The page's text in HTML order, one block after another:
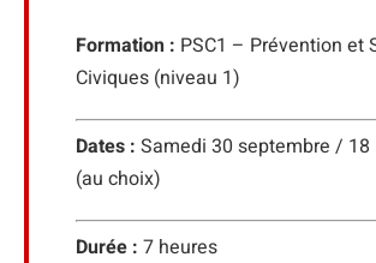
Formation : PSC1 – Prévention et
Civiques (niveau 1)
Dates : Samedi 30 septembre / 18
(au choix)
Durée : 7 heures